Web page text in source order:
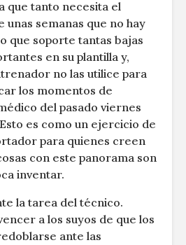
que tanto necesita el
unas semanas que no hay
que soporte tantas bajas
en su plantilla y,
no las utilice para
los momentos de
del pasado viernes
es como un ejercicio de
para quienes creen
con este panorama son
inventar.
la tarea del técnico.
a los suyos de que los
ante las